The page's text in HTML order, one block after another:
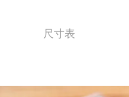
尺寸表